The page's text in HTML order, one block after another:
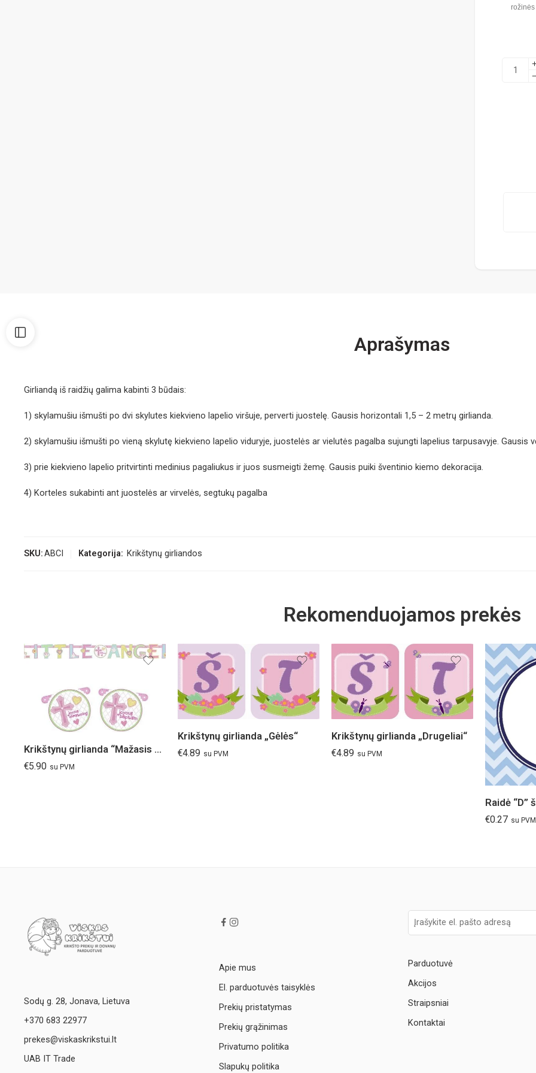
rožinės
Aprašymas
Girliandą iš raidžių galima kabinti 3 būdais:
1) skylamušiu išmušti po dvi skylutes kiekvieno lapelio viršuje, perverti juostelę. Gausis horizontali 1,5 – 2 metrų girlianda.
2) skylamušiu išmušti po vieną skylutę kiekvieno lapelio viduryje, juostelės ar vielutės pagalba sujungti lapelius tarpusavyje. Gausis
3) prie kiekvieno lapelio pritvirtinti medinius pagaliukus ir juos susmeigti žemę. Gausis puiki šventinio kiemo dekoracija.
4) Korteles sukabinti ant juostelės ar virvelės, segtukų pagalba
SKU:ABCI Kategorija: Krikštynų girliandos
Rekomenduojamos prekės
Krikštynų girlianda “Mažasis angelas”
€5.90 su PVM
Krikštynų girlianda „Gėlės“
€4.89 su PVM
Krikštynų girlianda „Drugeliai“
€4.89 su PVM
€0.27 su PVM
Sodų g. 28, Jonava, Lietuva
+370 683 22977
prekes@viskaskrikstui.lt
UAB IT Trade
Apie mus
El. parduotuvės taisyklės
Prekių pristatymas
Prekių grąžinimas
Privatumo politika
Slapukų politika
Parduotuvė
Akcijos
Straipsniai
Kontaktai